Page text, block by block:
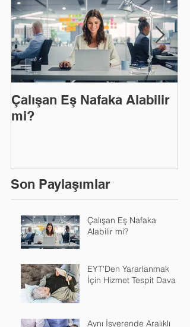
Çalışan Eş Nafaka Alabilir
mi?
Son Paylaşımlar
Çalışan Eş Nafaka
Alabilir mi?
EYT'Den Yararlanmak
İçin Hizmet Tespit Davası
Aynı İşverende Aralıklı